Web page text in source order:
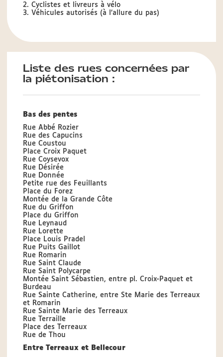
2. Cyclistes et livreurs à vélo
3. Véhicules autorisés (à l’allure du pas)
Liste des rues concernées par
la piétonisation :
Bas des pentes
Rue Abbé Rozier
Rue des Capucins
Rue Coustou
Place Croix Paquet
Rue Coysevox
Rue Désirée
Rue Donnée
Petite rue des Feuillants
Place du Forez
Montée de la Grande Côte
Rue du Griffon
Place du Griffon
Rue Leynaud
Rue Lorette
Place Louis Pradel
Rue Puits Gaillot
Rue Romarin
Rue Saint Claude
Rue Saint Polycarpe
Montée Saint Sébastien, entre pl. Croix-Paquet et
Burdeau
Rue Sainte Catherine, entre Ste Marie des Terreaux
et Romarin
Rue Sainte Marie des Terreaux
Rue Terraille
Place des Terreaux
Rue de Thou
Entre Terreaux et Bellecour